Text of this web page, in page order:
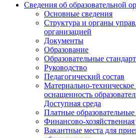
Сведения об образовательной
Основные сведения
Структура и органы
организацией
Документы
Образование
Образовательные
Руководство
Педагогический состав
Материально-техническое
оснащенность
Доступная среда
Платные образовательные
Финансово-хозяйственная
Вакантные места для